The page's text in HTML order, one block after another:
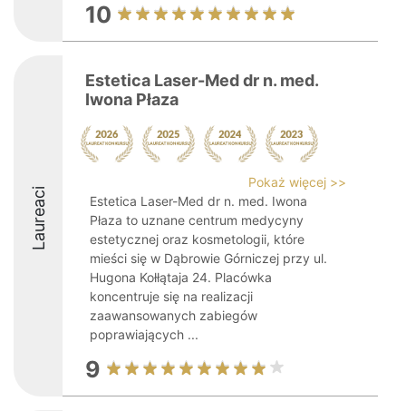
10
Laureaci
Estetica Laser-Med dr n. med.
Iwona Płaza
Pokaż więcej >>
Estetica Laser-Med dr n. med. Iwona
Płaza to uznane centrum medycyny
estetycznej oraz kosmetologii, które
mieści się w Dąbrowie Górniczej przy ul.
Hugona Kołłątaja 24. Placówka
koncentruje się na realizacji
zaawansowanych zabiegów
poprawiających ...
9